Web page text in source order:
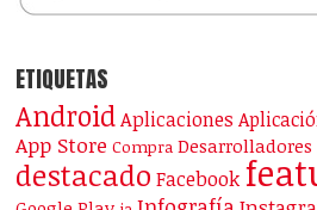
ETIQUETAS
Android Aplicaciones
App Store Compra Desarrolladores
destacado Facebook